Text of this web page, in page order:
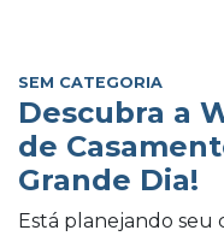
SEM CATEGORIA
Descubra a
de
Grande Dia!
Está planejando